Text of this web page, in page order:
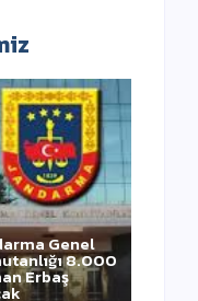
Genel
8.000
Erbaş